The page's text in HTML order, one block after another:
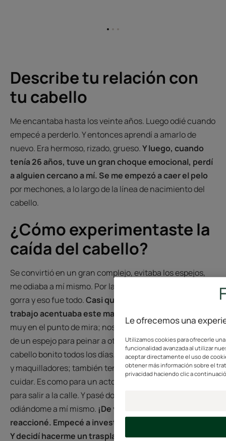
IrIrIr
Describe tu relación con
tu cabello
Me encantaba hasta los veinte años. Luego odié cuando
empecé a perderlo. Y entonces aprendí a amarlo de
nuevo. Era hermoso, rizado, grueso.Y luego, cuando
tenía 26 años, tuve un gran choque emocional, perdí
a alguien cercano a mí. Se me empezó a caer el pelo
por mechones, a lo largo de la línea de nacimiento del
cabello.
¿Cómo experimentaste la
caída del cabello?
Se convirtió en un gran complejo, evitaba los espejos,
me odiaba a mí mismo. Por la mañana, me puse una
gorra y eso fue todo.Casi quería desaparecer. Mi
trabajo acentuaba este malestar,
muy en el punto de mira; nos pasamos el tiempo delante
de un espejo para peinar a otra persona; tocamos el
cabello bonito todos los días. No solo somos peluqueros
y maquilladores; también tenemos una imagen que
cuidar. Es como para un actor, necesita sentirse bien
para salir a la calle. Y pasé dos años y medio de mi vida
odiándome a mí mismo. ¡De verdad! Pero un día,
reaccioné. Empecé a investigar. Acudí a un cirujano.
Y decidí hacerme un trasplante capilar hace cuatro
Le ofrecemos una
Utilizamos cookies para ofrecerle
funcionalidad avanzada al utilizar
aceptar directamente el uso de
obtener más información sobre el
privacidad haciendo clic a